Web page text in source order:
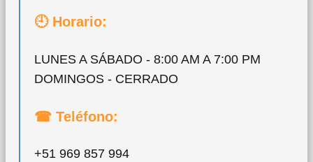
🕘 Horario:
LUNES A SÁBADO - 8:00 AM A 7:00 PM
DOMINGOS - CERRADO
☎ Teléfono:
+51 969 857 994